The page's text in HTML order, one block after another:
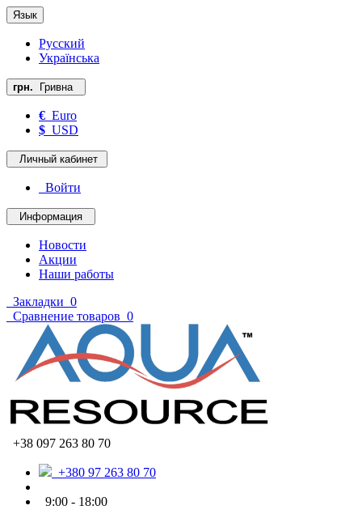
Язык
Русский
Українська
грн. Гривна
€ Euro
$ USD
Личный кабинет
Войти
Информация
Новости
Акции
Наши работы
Закладки 0
Сравнение товаров 0
+38 097 263 80 70
+380 97 263 80 70
9:00 - 18:00